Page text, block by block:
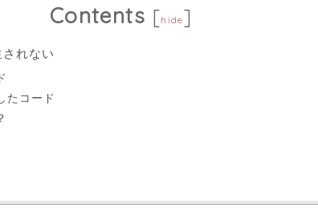
Contents [hide]
れない
たコード